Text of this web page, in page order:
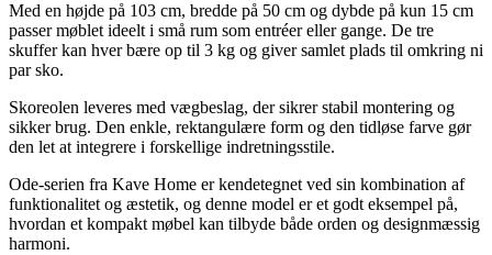
Med en højde på 103 cm, bredde på 50 cm og dybde på kun 15 cm
passer møblet ideelt i små rum som entréer eller gange. De tre
skuffer kan hver bære op til 3 kg og giver samlet plads til omkring ni
par sko.
Skoreolen leveres med vægbeslag, der sikrer stabil montering og
sikker brug. Den enkle, rektangulære form og den tidløse farve gør
den let at integrere i forskellige indretningsstile.
Ode-serien fra Kave Home er kendetegnet ved sin kombination af
funktionalitet og æstetik, og denne model er et godt eksempel på,
hvordan et kompakt møbel kan tilbyde både orden og designmæssig
harmoni.